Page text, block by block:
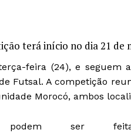
terá início no dia 21 de
feira (24), e seguem
Futsal. A competição
Morocó, ambos
ser feitas